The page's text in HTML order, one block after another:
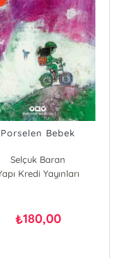
Porselen Bebek
Selçuk Baran
Kredi Yayınları
₺180,00